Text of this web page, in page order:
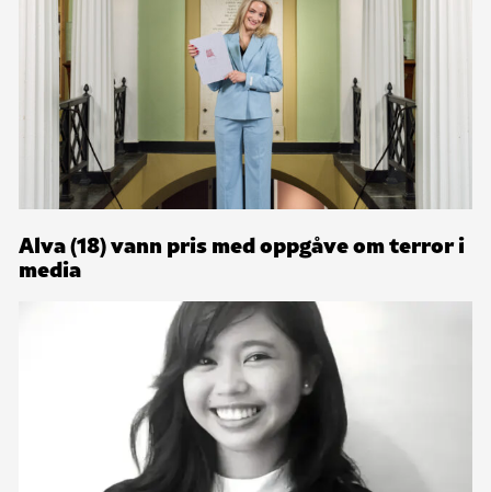
Alva (18) vann pris med oppgåve om terror i
media